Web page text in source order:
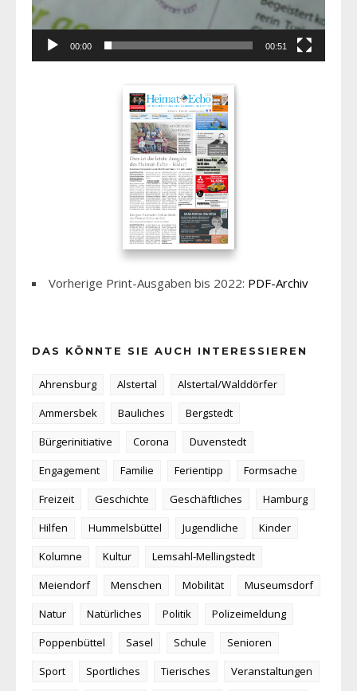
00:00 00:51
Vorherige Print-Ausgaben bis 2022: PDF-Archiv
DAS KÖNNTE SIE AUCH INTERESSIEREN
Ahrensburg Alstertal
Alstertal/Walddörfer
Ammersbek
Bauliches
Bergstedt
Bürgerinitiative
Corona
Duvenstedt
Engagement
Familie Ferientipp
Formsache
Freizeit
Geschichte Geschäftliches
Hamburg
Hilfen
Hummelsbüttel Jugendliche
Kinder
Kolumne
Kultur
Lemsahl-Mellingstedt
Meiendorf
Menschen Mobilität
Museumsdorf
Natur
Natürliches Politik
Polizeimeldung
Poppenbüttel
Sasel Schule
Senioren
Sport
Sportliches Tierisches
Veranstaltungen